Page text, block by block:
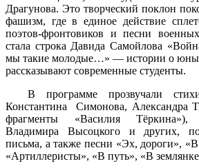
Драгунова. Это творческий поклон
фашизм, где в единое действие
поэтов-фронтовиков и песни
стала строка Давида Самойлова
мы такие молодые…» — истории о
рассказывают современные студенты.
В программе прозвучали
Константина Симонова, Александра
фрагменты «Василия
Владимира Высоцкого и других,
письма, а также песни «Эх, дороги»,
«Артиллеристы», «В путь», «В